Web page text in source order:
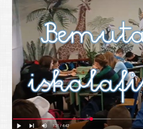
Határtalanul
Névadónk
UNESCO Társult Iskola
Sportversenyek
Tanulmányi versenyek
Alapítványunk